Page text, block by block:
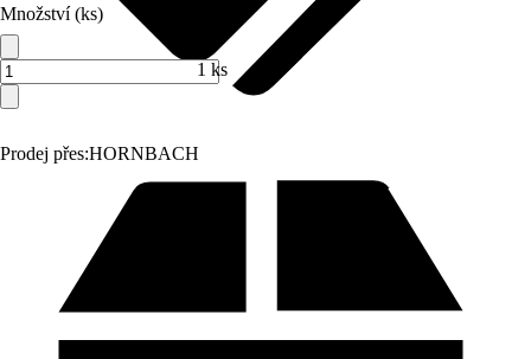
Prodej přes:HORNBACH
Množství (ks)
1 ks